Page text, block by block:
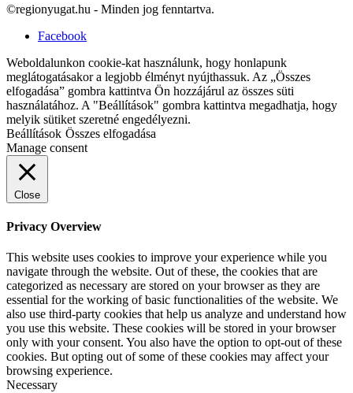
©regionyugat.hu - Minden jog fenntartva.
Facebook
Weboldalunkon cookie-kat használunk, hogy honlapunk
meglátogatásakor a legjobb élményt nyújthassuk. Az „Összes
elfogadása” gombra kattintva Ön hozzájárul az összes süti
használatához. A "Beállítások" gombra kattintva megadhatja, hogy
melyik sütiket szeretné engedélyezni.
Beállítások Összes elfogadása
Manage consent
Close
Privacy Overview
This website uses cookies to improve your experience while you
navigate through the website. Out of these, the cookies that are
categorized as necessary are stored on your browser as they are
essential for the working of basic functionalities of the website. We
also use third-party cookies that help us analyze and understand how
you use this website. These cookies will be stored in your browser
only with your consent. You also have the option to opt-out of these
cookies. But opting out of some of these cookies may affect your
browsing experience.
Necessary